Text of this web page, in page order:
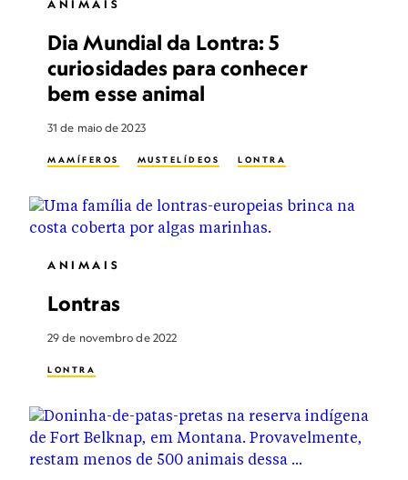
ANIMAIS
Dia Mundial da Lontra: 5
curiosidades para conhecer
bem esse animal
31 de maio de 2023
MAMÍFEROS MUSTELÍDEOS LONTRA
ANIMAIS
Lontras
29 de novembro de 2022
LONTRA